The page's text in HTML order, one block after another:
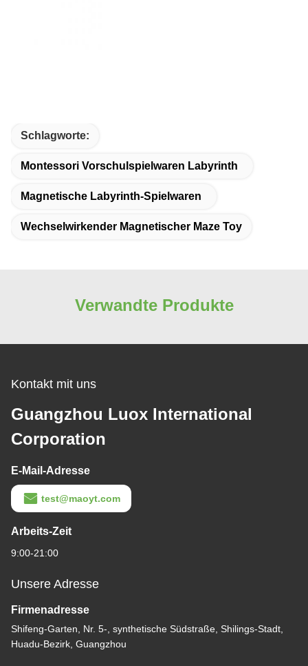
Schlagworte:
Montessori Vorschulspielwaren Labyrinth
Magnetische Labyrinth-Spielwaren
Wechselwirkender Magnetischer Maze Toy
Verwandte Produkte
Kontakt mit uns
Guangzhou Luox International
Corporation
E-Mail-Adresse
test@maoyt.com
Arbeits-Zeit
9:00-21:00
Unsere Adresse
Firmenadresse
Shifeng-Garten, Nr. 5-, synthetische Südstraße, Shilings-Stadt,
Huadu-Bezirk, Guangzhou